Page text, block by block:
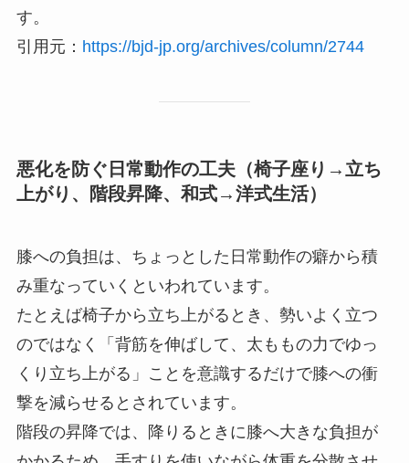
す。
引用元： https://bjd-jp.org/archives/column/2744
悪化を防ぐ日常動作の工夫（椅子座り→立ち
上がり、階段昇降、和式→洋式生活）
膝への負担は、ちょっとした日常動作の癖から積
み重なっていくといわれています。
たとえば椅子から立ち上がるとき、勢いよく立つ
のではなく「背筋を伸ばして、太ももの力でゆっ
くり立ち上がる」ことを意識するだけで膝への衝
撃を減らせるとされています。
階段の昇降では、降りるときに膝へ大きな負担が